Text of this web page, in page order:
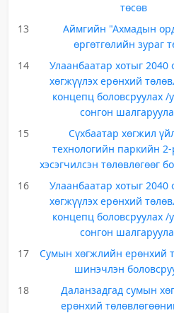
төсөв
13
Аймгийн "Ахмадын
өргөтгөлийн зураг
14
Улаанбаатар хотыг 2040
хөгжүүлэх ерөнхий
концепц боловсруулах /
сонгон
15
Сүхбаатар хөгжил
технологийн паркийн
хэсэгчилсэн төлөвлөгөөг
16
Улаанбаатар хотыг 2040
хөгжүүлэх ерөнхий
концепц боловсруулах /
сонгон
17
Сумын хөгжлийн ерөнхий
шинэчлэн
18
Даланзадгад сумын
ерөнхий